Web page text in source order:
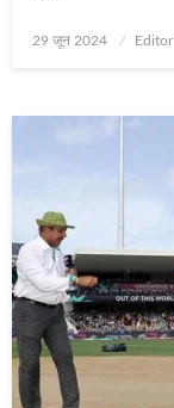
Posted
29 जून 2024 Editor